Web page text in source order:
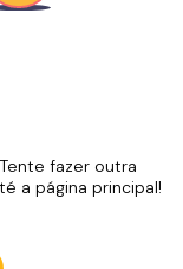
fazer outra
a página principal!